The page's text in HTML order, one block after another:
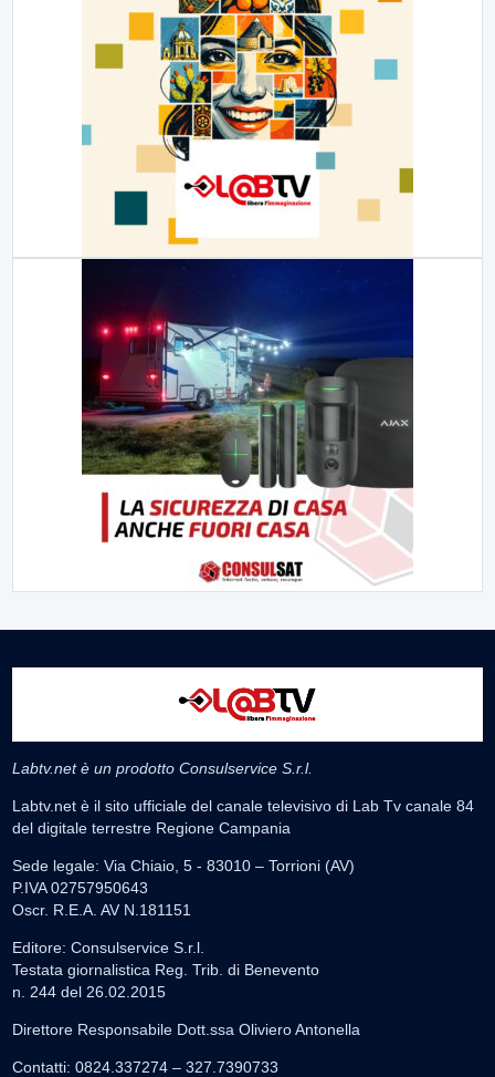
Labtv.net è un prodotto Consulservice S.r.l.
Labtv.net è il sito ufficiale del canale televisivo di Lab Tv canale 84
del digitale terrestre Regione Campania
Sede legale: Via Chiaio, 5 - 83010 – Torrioni (AV)
P.IVA 02757950643
Oscr. R.E.A. AV N.181151
Editore: Consulservice S.r.l.
Testata giornalistica Reg. Trib. di Benevento
n. 244 del 26.02.2015
Direttore Responsabile Dott.ssa Oliviero Antonella
Contatti: 0824.337274 – 327.7390733